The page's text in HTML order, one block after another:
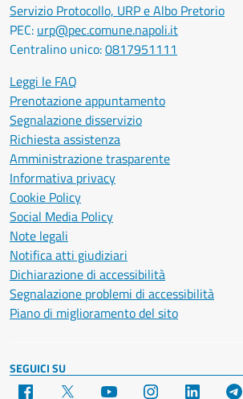
Servizio Protocollo, URP e Albo Pretorio
PEC: urp@pec.comune.napoli.it
Centralino unico:0817951111
Leggi le FAQ
Prenotazione appuntamento
Segnalazione disservizio
Richiesta assistenza
Amministrazione trasparente
Informativa privacy
Cookie Policy
Social Media Policy
Note legali
Notifica atti giudiziari
Dichiarazione di accessibilità
Segnalazione problemi di accessibilità
Piano di miglioramento del sito
SEGUICI SU
Facebook YouTube Instagram LinkedIn